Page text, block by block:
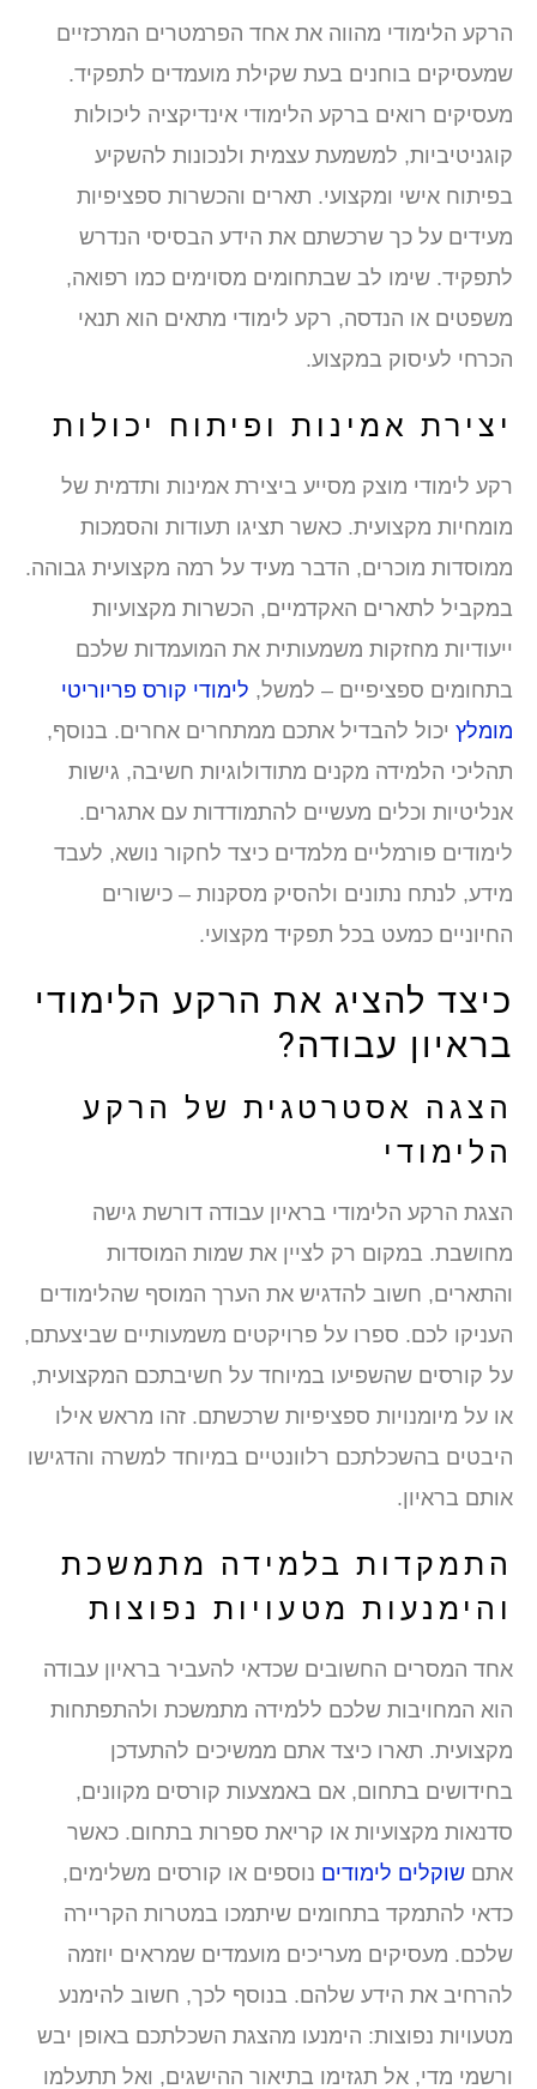
הלימודי מהווה את אחד הפרמטרים המרכזיים
בוחנים בעת שקילת מועמדים לתפקיד.
רואים ברקע הלימודי אינדיקציה ליכולות
למשמעת עצמית ולנכונות להשקיע
אישי ומקצועי. תארים והכשרות ספציפיות
על כך שרכשתם את הידע הבסיסי הנדרש
שימו לב שבתחומים מסוימים כמו רפואה,
או הנדסה, רקע לימודי מתאים הוא תנאי
לעיסוק במקצוע.
אמינות ופיתוח יכולות
לימודי מוצק מסייע ביצירת אמינות ותדמית של
מקצועית. כאשר תציגו תעודות והסמכות
מוכרים, הדבר מעיד על רמה מקצועית גבוהה.
לתארים האקדמיים, הכשרות מקצועיות
מחזקות משמעותית את המועמדות שלכם
ספציפיים – למשל,לימודי קורס פריוריטי
יכול להבדיל אתכם ממתחרים אחרים. בנוסף,
הלמידה מקנים מתודולוגיות חשיבה, גישות
וכלים מעשיים להתמודדות עם אתגרים.
פורמליים מלמדים כיצד לחקור נושא, לעבד
לנתח נתונים ולהסיק מסקנות – כישורים
כמעט בכל תפקיד מקצועי.
להציג את הרקע הלימודי
עבודה?
אסטרטגית של הרקע
הרקע הלימודי בראיון עבודה דורשת גישה
במקום רק לציין את שמות המוסדות
חשוב להדגיש את הערך המוסף שהלימודים
לכם. ספרו על פרויקטים משמעותיים שביצעתם,
קורסים שהשפיעו במיוחד על חשיבתכם המקצועית,
על מיומנויות ספציפיות שרכשתם. זהו מראש אילו
בהשכלתכם רלוונטיים במיוחד למשרה והדגישו
בראיון.
בלמידה מתמשכת
מטעויות נפוצות
המסרים החשובים שכדאי להעביר בראיון עבודה
המחויבות שלכם ללמידה מתמשכת ולהתפתחות
תארו כיצד אתם ממשיכים להתעדכן
בתחום, אם באמצעות קורסים מקוונים,
מקצועיות או קריאת ספרות בתחום. כאשר
שוקלים לימודיםנוספים או קורסים משלימים,
להתמקד בתחומים שיתמכו במטרות הקריירה
מעסיקים מעריכים מועמדים שמראים יוזמה
את הידע שלהם. בנוסף לכך, חשוב להימנע
נפוצות: הימנעו מהצגת השכלתכם באופן יבש
מדי, אל תגזימו בתיאור ההישגים, ואל תתעלמו